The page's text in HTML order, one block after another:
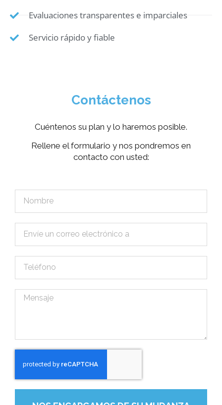
Evaluaciones transparentes e imparciales
Servicio rápido y fiable
Contáctenos
Cuéntenos su plan y lo haremos posible.
Rellene el formulario y nos pondremos en
contacto con usted: